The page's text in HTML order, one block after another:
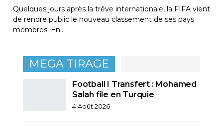
Quelques jours après la trêve internationale, la FIFA vient
de rendre public le nouveau classement de ses pays
membres. En…
MEGA TIRAGE
Football I Transfert : Mohamed
Salah file en Turquie
4 Août 2026